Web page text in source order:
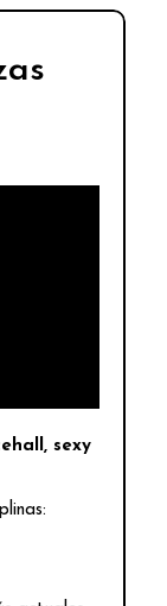
sexy